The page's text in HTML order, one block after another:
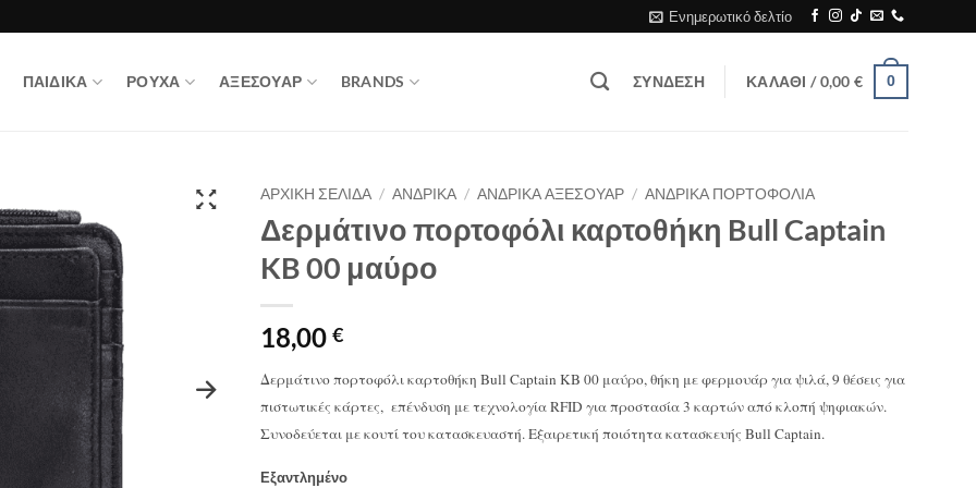
Ενημερωτικό δελτίο
ΠΑΙΔΙΚΑ ΡΟΥΧΑ ΑΞΕΣΟΥΑΡ BRANDS ΣΎΝΔΕΣΗ ΚΑΛΆΘΙ /0,00€ 0
ΑΡΧΙΚΉ ΣΕΛΊΔΑ / ΑΝΔΡΙΚΑ / ΑΝΔΡΙΚΑ ΑΞΕΣΟΥΑΡ / ΑΝΔΡΙΚΑ ΠΟΡΤΟΦΟΛΙΑ
Δερμάτινο πορτοφόλι καρτοθήκη Bull Captain
KB 00 μαύρο
18,00 €
Δερμάτινο πορτοφόλι καρτοθήκη Bull Captain KB 00 μαύρο, θήκη με φερμουάρ για ψιλά, 9 θέσεις για
πιστωτικές κάρτες, επένδυση με τεχνολογία RFID για προστασία 3 καρτών από κλοπή ψηφιακών.
Συνοδεύεται με κουτί του κατασκευαστή. Εξαιρετική ποιότητα κατασκευής Bull Captain.
Εξαντλημένο